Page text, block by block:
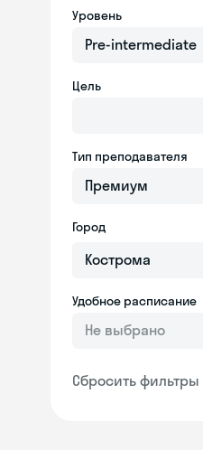
Уровень
Pre-intermediate
Цель
Тип преподавателя
Премиум
Город
Удобное расписание
Не выбрано
Сбросить фильтры